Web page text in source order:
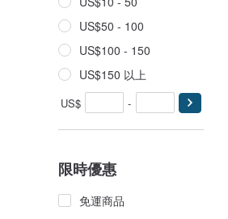
US$50 - 100
US$100 - 150
US$150 以上
US$ -
限時優惠
免運商品